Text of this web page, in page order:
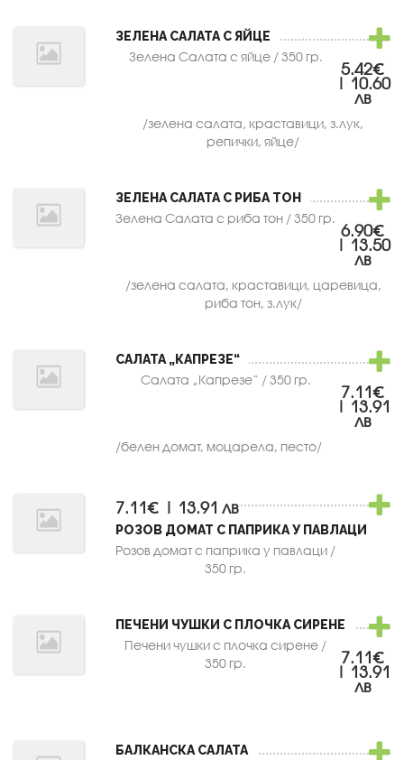
ЗЕЛЕНА САЛАТА С ЯЙЦЕ
Зелена Салата с яйце / 350 гр.
5.42€
| 10.60
лв
/зелена салата, краставици, з.лук,
репички, яйце/
ЗЕЛЕНА САЛАТА С РИБА ТОН
Зелена Салата с риба тон / 350 гр.
6.90€
| 13.50
лв
/зелена салата, краставици, царевица,
риба тон, з.лук/
САЛАТА „КАПРЕЗЕ“
Салата „Капрезе“ / 350 гр.
7.11€
| 13.91
лв
/белен домат, моцарела, песто/
РОЗОВ ДОМАТ С ПАПРИКА У ПАВЛАЦИ
Розов домат с паприка у павлаци /
350 гр.
7.11€ | 13.91 лв
ПЕЧЕНИ ЧУШКИ С ПЛОЧКА СИРЕНЕ
Печени чушки с плочка сирене /
350 гр.
7.11€
| 13.91
лв
БАЛКАНСКА САЛАТА